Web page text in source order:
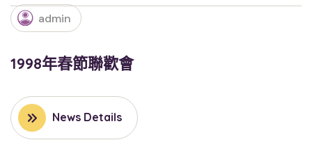
admin
1998年春節聯歡會
News Details